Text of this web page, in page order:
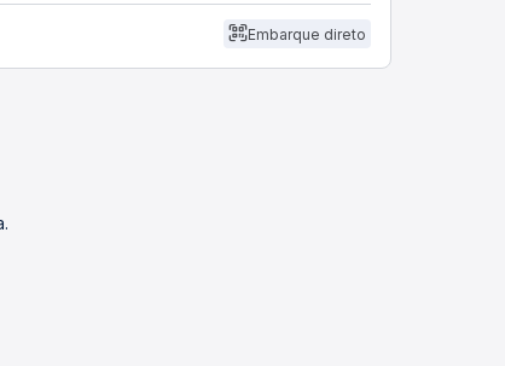
Embarque direto